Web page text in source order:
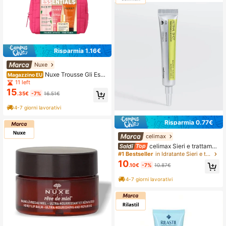
Risparmia 1.16€
Nuxe
Magazzino EU Nuxe Trousse Gli Esse
nziali Cofanetto Viaggio Beauty Ro
utine Completa
11 left
15.35€ -7% 16.51€
4-7 giorni lavorativi
Risparmia 0.77€
celimax
celimax Sieri e trattamen
ti per il viso
#1 Bestseller in Idratante Sieri e trattamenti per il viso
10.10€ -7% 10.87€
4-7 giorni lavorativi